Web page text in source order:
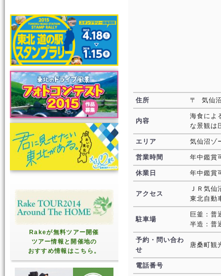
Rakeが無料ツアー開催
ツアー情報と開催地の
おすすめ情報はこちら。
住所 〒 気仙
内容
海食によ
な景観は
エリア 気仙沼ゾ
営業時間 年中鑑賞
休業日 年中鑑賞
アクセス
ＪＲ気
東北自動
駐車場
巨釜：
半造：普
予約・問い合わ
せ
唐桑町観
電話番号